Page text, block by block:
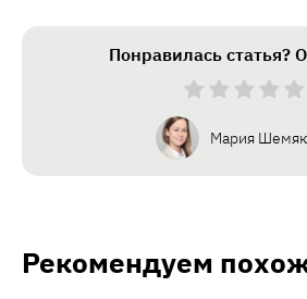
Понравилась статья?
Мария
Рекомендуем